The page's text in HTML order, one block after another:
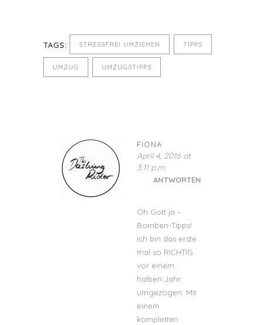
TAGS: STRESSFREI UMZIEHEN TIPPS
UMZUG UMZUGSTIPPS
FIONA
April 4, 2016 at
3:11 p.m.
ANTWORTEN
Oh Gott ja –
Bomben-Tipps!
Ich bin das erste
mal so RICHTIG
vor einem
halben Jahr
umgezogen. Mit
einem
kompletten